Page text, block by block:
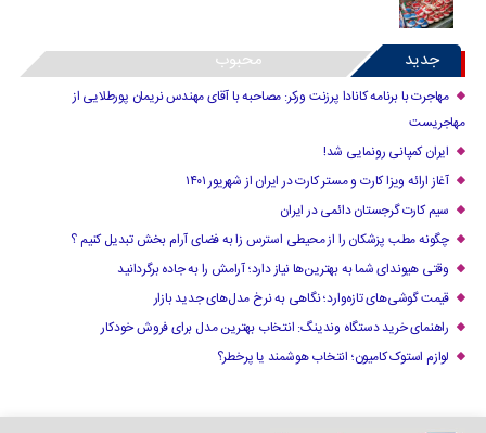
جدید محبوب
مهاجرت با برنامه کانادا پرزنت ورکر: مصاحبه با آقای مهندس نریمان پورطلایی از
مهاجریست
ایران کمپانی رونمایی شد!
آغاز ارائه ویزا کارت و مستر کارت در ایران از شهریور ۱۴۰۱
سیم کارت گرجستان دائمی در ایران
چگونه مطب پزشکان را از محیطی استرس زا به فضای آرام بخش تبدیل کنیم ؟
وقتی هیوندای شما به بهترین‌ها نیاز دارد؛ آرامش را به جاده برگردانید
قیمت گوشی‌های تازه‌وارد؛ نگاهی به نرخ مدل‌های جدید بازار
راهنمای خرید دستگاه وندینگ: انتخاب بهترین مدل برای فروش خودکار
لوازم استوک کامیون؛ انتخاب هوشمند یا پرخطر؟